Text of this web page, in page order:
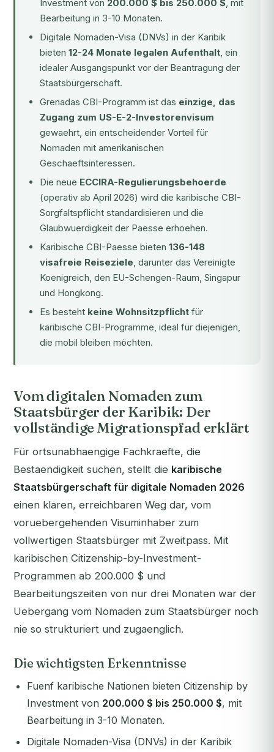
Investment von 200.000 $ bis 250.000 $, mit
Bearbeitung in 3-10 Monaten.
Digitale Nomaden-Visa (DNVs) in der Karibik
bieten 12-24 Monate legalen Aufenthalt, ein
idealer Ausgangspunkt vor der Beantragung der
Staatsbürgerschaft.
Grenadas CBI-Programm ist das einzige, das
Zugang zum US-E-2-Investorenvisum
gewaehrt, ein entscheidender Vorteil für
Nomaden mit amerikanischen
Geschaeftsinteressen.
Die neue ECCIRA-Regulierungsbehoerde
(operativ ab April 2026) wird die karibische CBI-
Sorgfaltspflicht standardisieren und die
Glaubwuerdigkeit der Paesse erhoehen.
Karibische CBI-Paesse bieten 136-148
visafreie Reiseziele, darunter das Vereinigte
Koenigreich, den EU-Schengen-Raum, Singapur
und Hongkong.
Es besteht keine Wohnsitzpflicht für
karibische CBI-Programme, ideal für diejenigen,
die mobil bleiben möchten.
Vom digitalen Nomaden zum
Staatsbürger der Karibik: Der
vollständige Migrationspfad erklärt
Für ortsunabhaengige Fachkraefte, die
Bestaendigkeit suchen, stellt die karibische
Staatsbürgerschaft für digitale Nomaden 2026
einen klaren, erreichbaren Weg dar, vom
voruebergehenden Visuminhaber zum
vollwertigen Staatsbürger mit Zweitpass. Mit
karibischen Citizenship-by-Investment-
Programmen ab 200.000 $ und
Bearbeitungszeiten von nur drei Monaten war der
Uebergang vom Nomaden zum Staatsbürger noch
nie so strukturiert und zugaenglich.
Die wichtigsten Erkenntnisse
Fuenf karibische Nationen bieten Citizenship by
Investment von 200.000 $ bis 250.000 $, mit
Bearbeitung in 3-10 Monaten.
Digitale Nomaden-Visa (DNVs) in der Karibik